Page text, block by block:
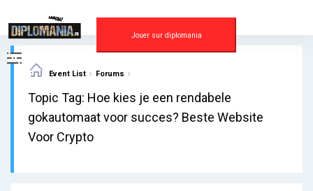
content
Jouer sur diplomania
Event List › Forums ›
Topic Tag: Hoe kies je een rendabele
gokautomaat voor succes? Beste Website
Voor Crypto